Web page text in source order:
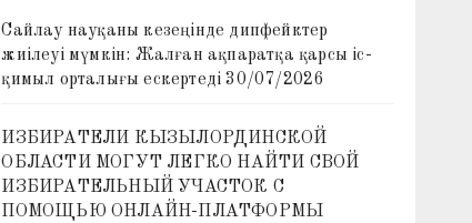
Сайлау науқаны кезеңінде дипфейктер
жиілеуі мүмкін: Жалған ақпаратқа қарсы іс-
қимыл орталығы ескертеді 30/07/2026
ИЗБИРАТЕЛИ КЫЗЫЛОРДИНСКОЙ
ОБЛАСТИ МОГУТ ЛЕГКО НАЙТИ СВОЙ
ИЗБИРАТЕЛЬНЫЙ УЧАСТОК С
ПОМОЩЬЮ ОНЛАЙН-ПЛАТФОРМЫ